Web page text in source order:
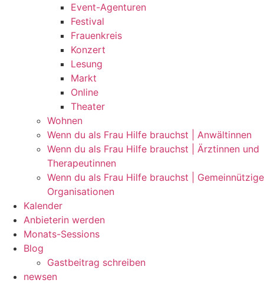
Event-Agenturen
Festival
Frauenkreis
Konzert
Lesung
Markt
Online
Theater
Wohnen
Wenn du als Frau Hilfe brauchst | Anwältinnen
Wenn du als Frau Hilfe brauchst | Ärztinnen und
Therapeutinnen
Wenn du als Frau Hilfe brauchst | Gemeinnützige
Organisationen
Kalender
Anbieterin werden
Monats-Sessions
Blog
Gastbeitrag schreiben
newsen